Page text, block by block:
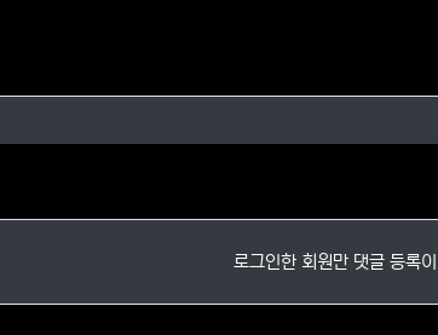
로그인한 회원만 댓글 등록